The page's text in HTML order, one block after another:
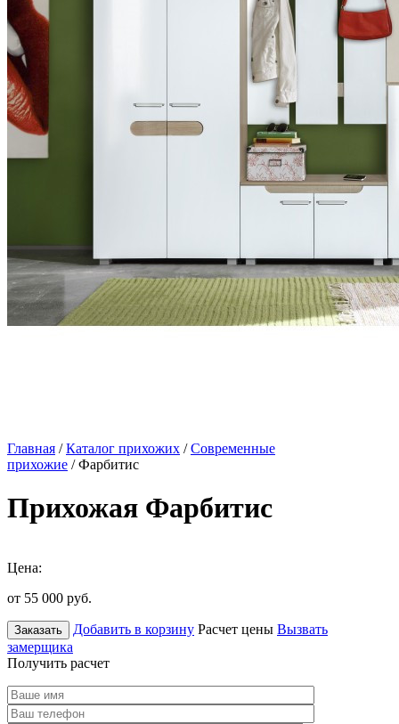
Главная /Каталог прихожих /Современные
прихожие / Фарбитис
Прихожая Фарбитис
Цена:
от 55 000 руб.
Заказать Добавить в корзину Расчет цены Вызвать
замерщика
Получить расчет